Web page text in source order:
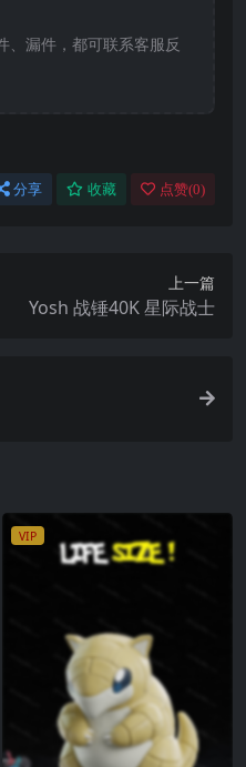
、漏件，都可联系客服反
分享 收藏 点赞(0)
上一篇
Yosh 战锤40K 星际战士
VIP